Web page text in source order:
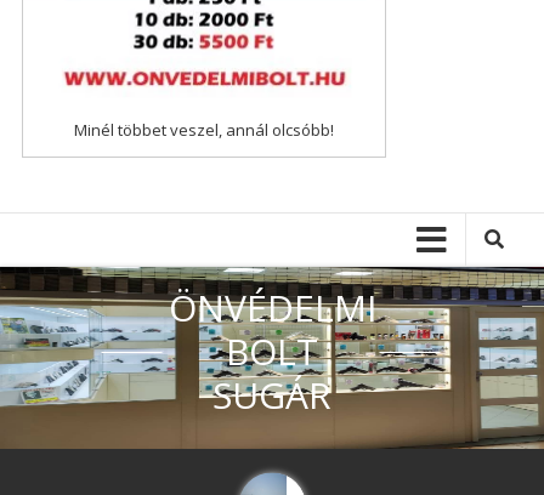
Minél többet veszel, annál olcsóbb!
ÖNVÉDELMI
BOLT
SUGÁR